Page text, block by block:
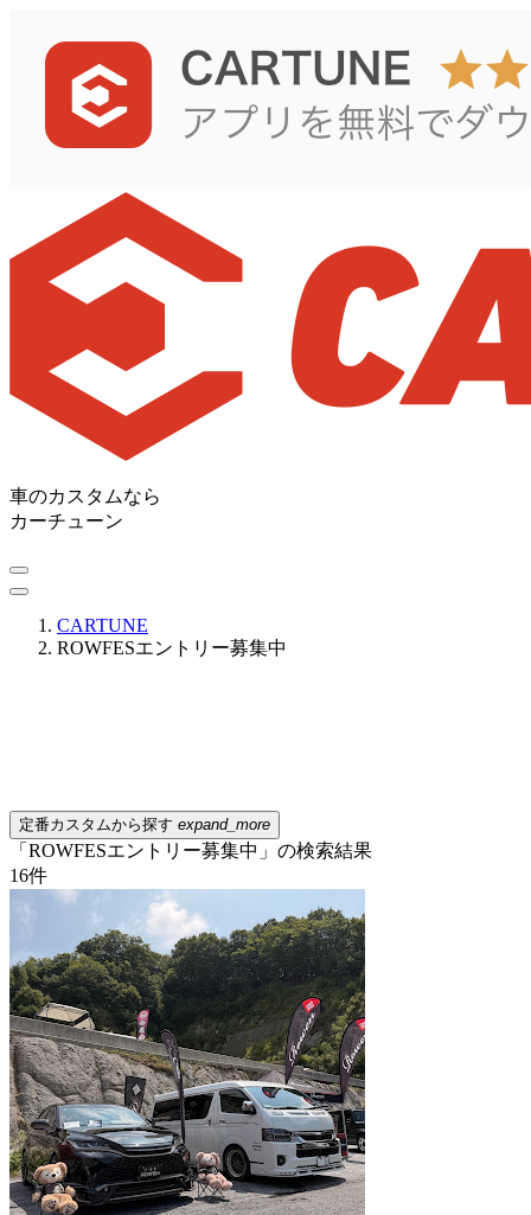
車のカスタムなら
カーチューン
CARTUNE
ROWFESエントリー募集中
定番カスタムから探す expand_more
「ROWFESエントリー募集中」の検索結果
16件